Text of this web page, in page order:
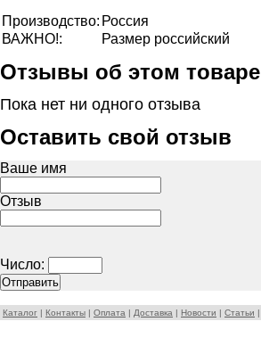
Производство: Россия
ВАЖНО!:
Размер российский
Отзывы об этом товаре
Пока нет ни одного отзыва
Оставить свой отзыв
Ваше имя
Отзыв
Число:
Каталог | Контакты | Оплата | Доставка | Новости | Статьи |